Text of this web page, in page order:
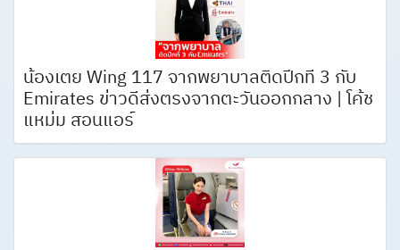
น้องเตย Wing 117 จากพยาบาลติดปีกที่ 3 กับ
Emirates ข่าวดีส่งตรงจากตะวันออกกลาง | โค้ช
แหม่ม สอนแอร์